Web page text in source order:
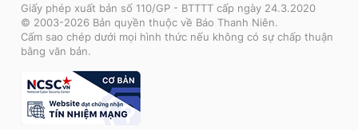
Giấy phép xuất bản số 110/GP - BTTTT cấp ngày 24.3.2020
© 2003-2026 Bản quyền thuộc về Báo Thanh Niên.
Cấm sao chép dưới mọi hình thức nếu không có sự chấp thuận
bằng văn bản.